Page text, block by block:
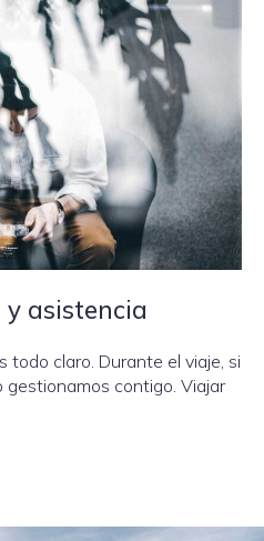
asistencia
todo claro. Durante el viaje, si
gestionamos contigo. Viajar